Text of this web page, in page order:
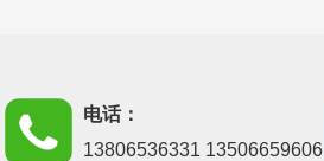
电话：
13806536331 13506659606